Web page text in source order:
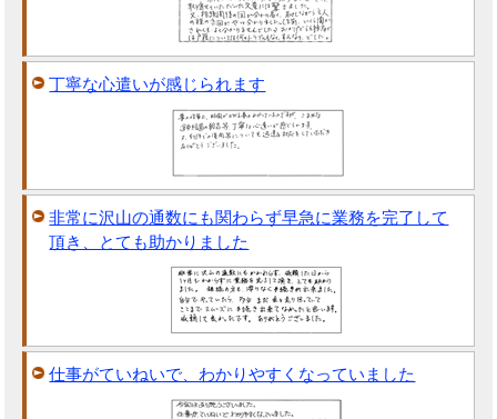
丁寧な心遣いが感じられます
非常に沢山の通数にも関わらず早急に業務を完了して
頂き、とても助かりました
仕事がていねいで、わかりやすくなっていました